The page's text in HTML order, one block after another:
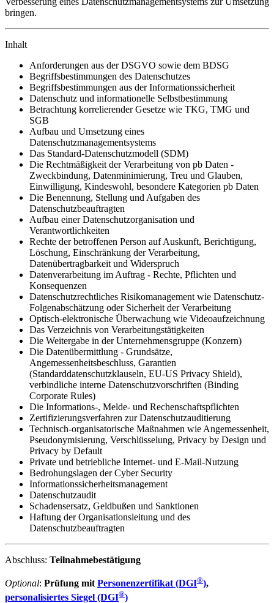
bringen.
Inhalt
Anforderungen aus der DSGVO sowie dem BDSG
Begriffsbestimmungen des Datenschutzes
Begriffs­bestimmungen aus der Informationssicherheit
Datenschutz und informationelle Selbstbestimmung
Betrachtung korrelierender Gesetze wie TKG, TMG und
SGB
Aufbau und Umsetzung eines
Datenschutzmanagementsystems
Das Standard-Datenschutzmodell (SDM)
Die Rechtmäßigkeit der Verarbeitung von pb Daten -
Zweckbindung, Datenminimierung, Treu und Glauben,
Einwilligung, Kindeswohl, besondere Kategorien pb Daten
Die Benennung, Stellung und Aufgaben des
Datenschutzbeauftragten
Aufbau einer Datenschutzorganisation und
Verantwortlichkeiten
Rechte der betroffenen Person auf Auskunft, Berichtigung,
Löschung, Einschränkung der Verarbeitung,
Datenübertragbarkeit und Widerspruch
Datenverarbeitung im Auftrag - Rechte, Pflichten und
Konsequenzen
Datenschutzrechtliches Risikomanagement wie Datenschutz-
Folgenabschätzung oder Sicherheit der Verarbeitung
Optisch-elektronische Überwachung wie Videoaufzeichnung
Das Verzeichnis von Verarbeitungstätigkeiten
Die Weitergabe in der Unternehmens­gruppe (Konzern)
Die Datenübermittlung - Grundsätze,
Angemessenheitsbeschluss, Garantien
(Standarddatenschutzklauseln, EU-US Privacy Shield),
verbindliche interne Datenschutzvorschriften (Binding
Corporate Rules)
Die Informations-, Melde- und Rechenschaftspflichten
Zertifizierungsverfahren zur Datenschutzauditierung
Technisch-organisatorische Maßnahmen wie Angemessenheit,
Pseudonymisierung, Verschlüsselung, Privacy by Design und
Privacy by Default
Private und betriebliche Internet- und E-Mail-Nutzung
Bedrohungslagen der Cyber Security
Informationssicherheits­management
Datenschutzaudit
Schadensersatz, Geldbußen und Sanktionen
Haftung der Organisationsleitung und des
Datenschutzbeauftragten
Abschluss: Teilnahmebestätigung
Optional: Prüfung mit Personenzertifikat (DGI®),
personalisiertes Siegel (DGI®)